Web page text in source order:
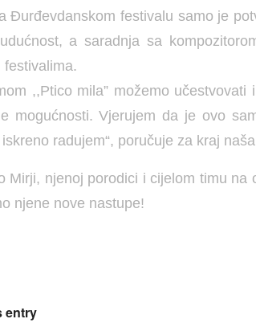
Đurđevdanskom festivalu samo je
a saradnja sa
festivalima.
,,Ptico mila” možemo
mogućnosti. Vjerujem da je ovo
radujem“, poručuje za kraj
Mirji, njenoj porodici i cijelom timu
njene nove nastupe!
entry